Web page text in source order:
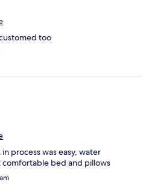
too
process was easy, water
bed and pillows